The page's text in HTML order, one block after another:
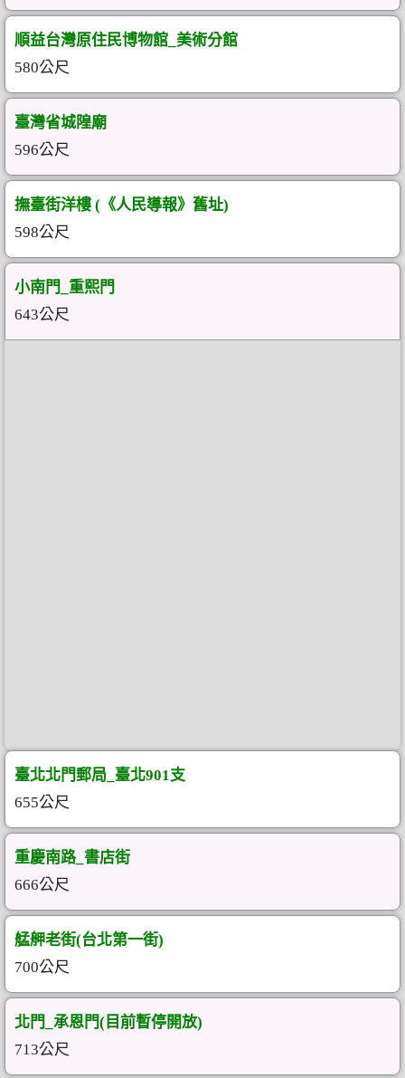
順益台灣原住民博物館_美術分館
580公尺
臺灣省城隍廟
596公尺
撫臺街洋樓 (《人民導報》舊址)
598公尺
小南門_重熙門
643公尺
臺北北門郵局_臺北901支
655公尺
重慶南路_書店街
666公尺
艋舺老街(台北第一街)
700公尺
北門_承恩門(目前暫停開放)
713公尺